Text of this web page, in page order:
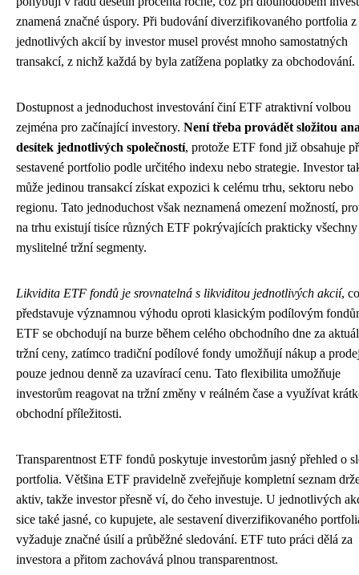
znamená značné úspory. Při budování diverzifikovaného portfolia z
jednotlivých akcií by investor musel provést mnoho samostatných
transakcí, z nichž každá by byla zatížena poplatky za obchodování.
Dostupnost a jednoduchost investování činí ETF atraktivní volbou
zejména pro začínající investory. Není třeba provádět složitou
desítek jednotlivých společností, protože ETF fond již obsahuje
sestavené portfolio podle určitého indexu nebo strategie. Investor
může jedinou transakcí získat expozici k celému trhu, sektoru nebo
regionu. Tato jednoduchost však neznamená omezení možností,
na trhu existují tisíce různých ETF pokrývajících prakticky všechny
myslitelné tržní segmenty.
Likvidita ETF fondů je srovnatelná s likviditou jednotlivých akcií,
představuje významnou výhodu oproti klasickým podílovým
ETF se obchodují na burze během celého obchodního dne za
tržní ceny, zatímco tradiční podílové fondy umožňují nákup a
pouze jednou denně za uzavírací cenu. Tato flexibilita umožňuje
investorům reagovat na tržní změny v reálném čase a využívat
obchodní příležitosti.
Transparentnost ETF fondů poskytuje investorům jasný přehled o
portfolia. Většina ETF pravidelně zveřejňuje kompletní seznam
aktiv, takže investor přesně ví, do čeho investuje. U jednotlivých
sice také jasné, co kupujete, ale sestavení diverzifikovaného
vyžaduje značné úsilí a průběžné sledování. ETF tuto práci dělá za
investora a přitom zachovává plnou transparentnost.